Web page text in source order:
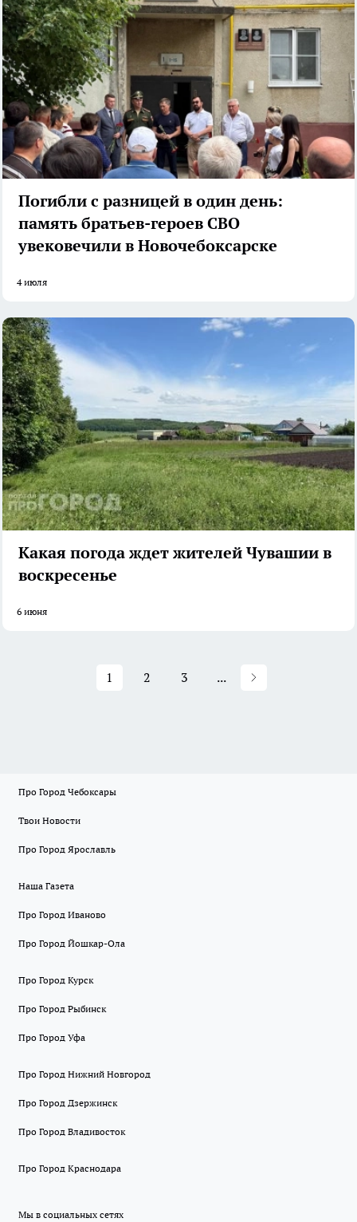
Погибли с разницей в один день:
память братьев-героев СВО
увековечили в Новочебоксарске
4 июля
Какая погода ждет жителей Чувашии в
воскресенье
6 июня
1 2 3 ...
Про Город Чебоксары
Твои Новости
Про Город Ярославль
Наша Газета
Про Город Иваново
Про Город Йошкар-Ола
Про Город Курск
Про Город Рыбинск
Про Город Уфа
Про Город Нижний Новгород
Про Город Дзержинск
Про Город Владивосток
Про Город Краснодара
Мы в социальных сетях